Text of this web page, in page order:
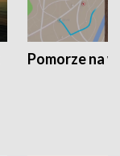
Pomorze na